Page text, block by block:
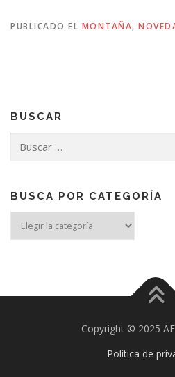
PUBLICADO EL MONTAÑA,
BUSCAR
BUSCA POR CATEGORÍA
por
Copyright © 2025
Política de